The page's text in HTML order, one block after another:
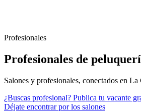
Profesionales
Profesionales de
Salones y profesionales, conectados en La
¿Buscas profesional? Publica tu vacante
Déjate encontrar por los salones